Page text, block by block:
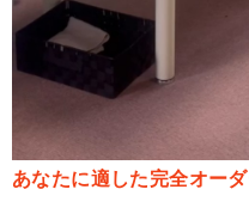
あなたに適した完全オー